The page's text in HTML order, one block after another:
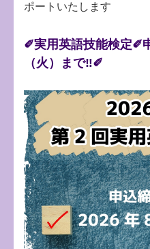
ポートいたします
✐実用英語技能検定✐
（火）まで‼✐